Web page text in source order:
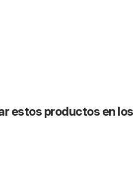
estos productos en los